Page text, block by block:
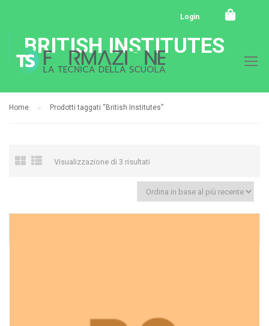
Login
BRITISH INSTITUTES
Home Prodotti taggati “British Institutes”
Visualizzazione di 3 risultati